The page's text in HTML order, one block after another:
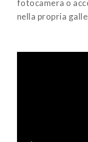
fotocamera o
nella propria